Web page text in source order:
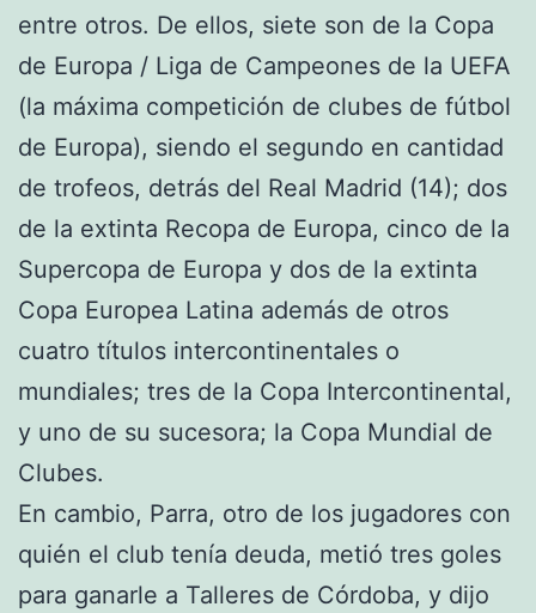
entre otros. De ellos, siete son de la Copa
de Europa / Liga de Campeones de la UEFA
(la máxima competición de clubes de fútbol
de Europa), siendo el segundo en cantidad
de trofeos, detrás del Real Madrid (14); dos
de la extinta Recopa de Europa, cinco de la
Supercopa de Europa y dos de la extinta
Copa Europea Latina además de otros
cuatro títulos intercontinentales o
mundiales; tres de la Copa Intercontinental,
y uno de su sucesora; la Copa Mundial de
Clubes.
En cambio, Parra, otro de los jugadores con
quién el club tenía deuda, metió tres goles
para ganarle a Talleres de Córdoba, y dijo